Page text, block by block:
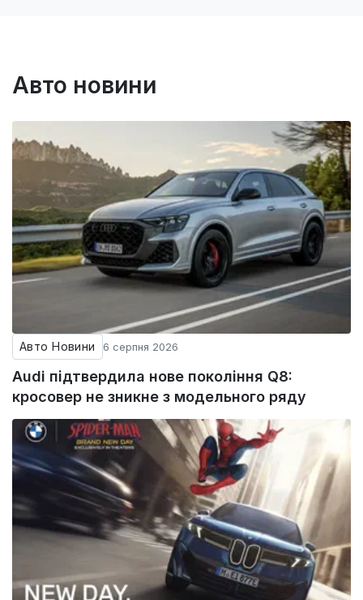
Авто новини
Авто Новини 6 серпня 2026
Audi підтвердила нове покоління Q8:
кросовер не зникне з модельного ряду